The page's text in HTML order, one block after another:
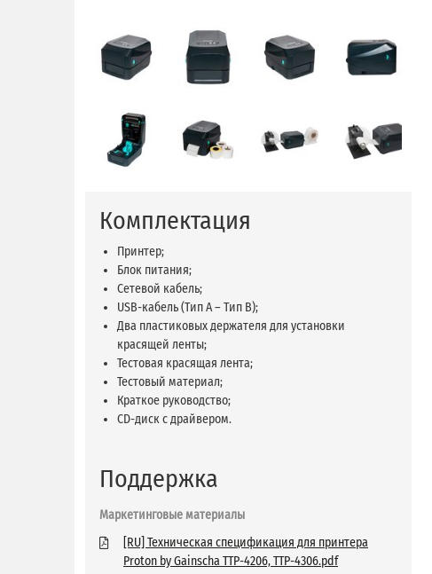
Комплектация
Принтер;
Блок питания;
Сетевой кабель;
USB-кабель (Тип A – Тип B);
Два пластиковых держателя для установки
красящей ленты;
Тестовая красящая лента;
Тестовый материал;
Краткое руководство;
CD-диск с драйвером.
Поддержка
Маркетинговые материалы
[RU] Техническая спецификация для принтера
Proton by Gainscha TTP-4206, TTP-4306.pdf